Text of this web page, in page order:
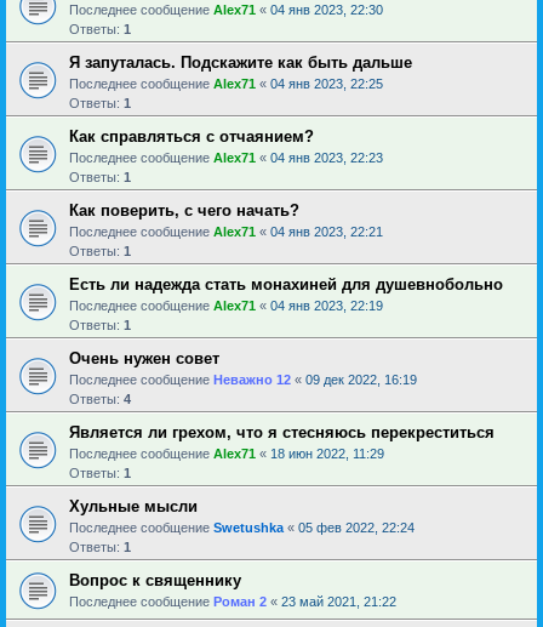
Последнее сообщение Alex71 « 04 янв 2023, 22:30
Ответы: 1
Я запуталась. Подскажите как быть дальше
Последнее сообщение Alex71 « 04 янв 2023, 22:25
Ответы: 1
Как справляться с отчаянием?
Последнее сообщение Alex71 « 04 янв 2023, 22:23
Ответы: 1
Как поверить, с чего начать?
Последнее сообщение Alex71 « 04 янв 2023, 22:21
Ответы: 1
Есть ли надежда стать монахиней для душевнобольно
Последнее сообщение Alex71 « 04 янв 2023, 22:19
Ответы: 1
Очень нужен совет
Последнее сообщение Неважно 12 « 09 дек 2022, 16:19
Ответы: 4
Является ли грехом, что я стесняюсь перекреститься
Последнее сообщение Alex71 « 18 июн 2022, 11:29
Ответы: 1
Хульные мысли
Последнее сообщение Swetushka « 05 фев 2022, 22:24
Ответы: 1
Вопрос к священнику
Последнее сообщение Роман 2 « 23 май 2021, 21:22